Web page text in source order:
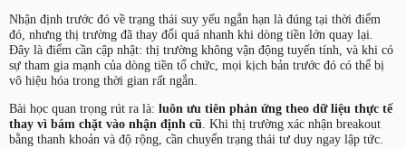
Nhận định trước đó về trạng thái suy yếu ngắn hạn là đúng tại thời điểm
đó, nhưng thị trường đã thay đổi quá nhanh khi dòng tiền lớn quay lại.
Đây là điểm cần cập nhật: thị trường không vận động tuyến tính, và khi có
sự tham gia mạnh của dòng tiền tổ chức, mọi kịch bản trước đó có thể bị
vô hiệu hóa trong thời gian rất ngắn.
Bài học quan trọng rút ra là: luôn ưu tiên phản ứng theo dữ liệu thực tế
thay vì bám chặt vào nhận định cũ. Khi thị trường xác nhận breakout
bằng thanh khoản và độ rộng, cần chuyển trạng thái tư duy ngay lập tức.